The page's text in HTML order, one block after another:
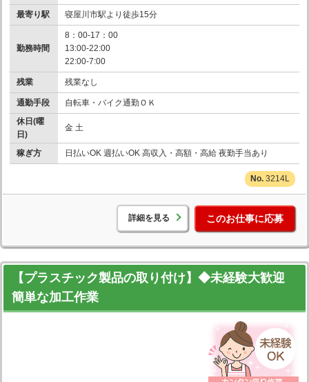
最寄り駅 寝屋川市駅より徒歩15分
勤務時間
8：00-17：00
13:00-22:00
22:00-7:00
残業 残業なし
通勤手段
自転車・バイク通勤ＯＫ
休日(曜
日)
金 土
稼ぎ方 日払いOK 週払いOK 高収入・高額・高給 夜勤手当あり
3214L
詳細を見る このお仕事に応募
【プラスチック製品の取り付け】◆未経験大歓迎
簡単な加工作業